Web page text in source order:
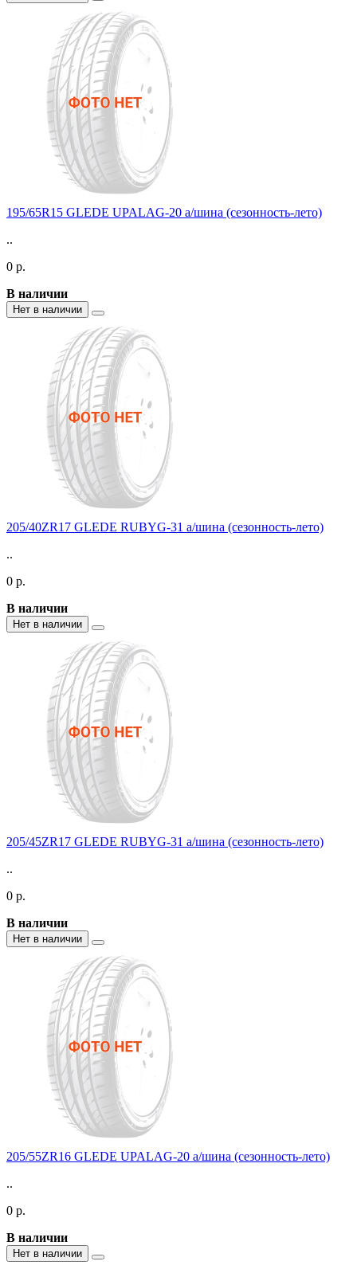
195/65R15 GLEDE UPALAG-20 а/шина (сезонность-лето)
..
0 р.
В наличии
Нет в наличии
205/40ZR17 GLEDE RUBYG-31 а/шина (сезонность-лето)
..
0 р.
В наличии
Нет в наличии
205/45ZR17 GLEDE RUBYG-31 а/шина (сезонность-лето)
..
0 р.
В наличии
Нет в наличии
205/55ZR16 GLEDE UPALAG-20 а/шина (сезонность-лето)
..
0 р.
В наличии
Нет в наличии